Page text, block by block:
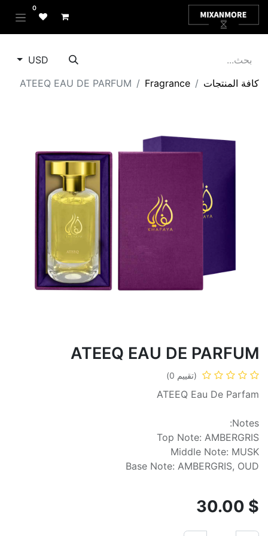
0
USD
كافة المنتجات
Fragrance
ATEEQ EAU DE PARFUM
ATEEQ EAU DE PARFUM
(تقييم 0)
ATEEQ Eau De Parfam
Notes:
Top Note: AMBERGRIS
Middle Note: MUSK
Base Note: AMBERGRIS, OUD
$
30.00